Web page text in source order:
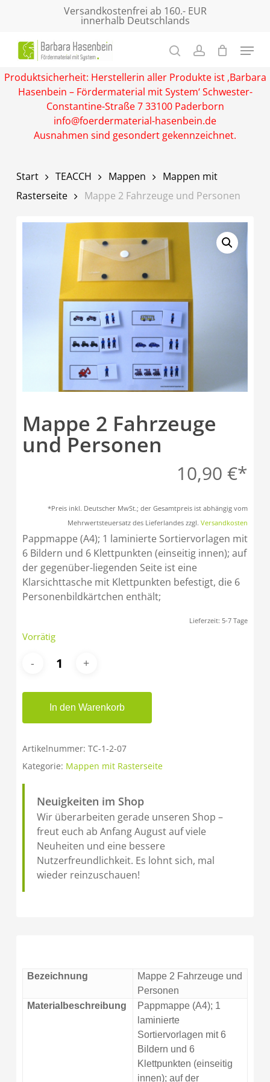
content
Versandkostenfrei ab 160.- EUR
innerhalb Deutschlands
Produktsicherheit: Herstellerin aller Produkte ist ‚Barbara
Hasenbein – Fördermaterial mit System‘ Schwester-
Constantine-Straße 7 33100 Paderborn
info@foerdermaterial-hasenbein.de
Ausnahmen sind gesondert gekennzeichnet.
Start TEACCH Mappen
Mappen mit
Rasterseite
Mappe 2 Fahrzeuge und Personen
Mappe 2 Fahrzeuge
und Personen
10,90€
*Preis inkl. Deutscher MwSt.; der Gesamtpreis ist abhängig vom
Mehrwertsteuersatz des Lieferlandes zzgl.Versandkosten
Pappmappe (A4); 1 laminierte Sortiervorlagen mit
6 Bildern und 6 Klettpunkten (einseitig innen); auf
der gegenüber-liegenden Seite ist eine
Klarsichttasche mit Klettpunkten befestigt, die 6
Personenbildkärtchen enthält;
Lieferzeit: 5-7 Tage
Vorrätig
In den Warenkorb
Artikelnummer: TC-1-2-07
Kategorie: Mappen mit Rasterseite
Neuigkeiten im Shop
Wir überarbeiten gerade unseren Shop –
freut euch ab Anfang August auf viele
Neuheiten und eine bessere
Nutzerfreundlichkeit. Es lohnt sich, mal
wieder reinzuschauen!
Bezeichnung
Mappe 2 Fahrzeuge und
Personen
Materialbeschreibung
Pappmappe (A4); 1
laminierte
Sortiervorlagen mit 6
Bildern und 6
Klettpunkten (einseitig
innen); auf der
Menu